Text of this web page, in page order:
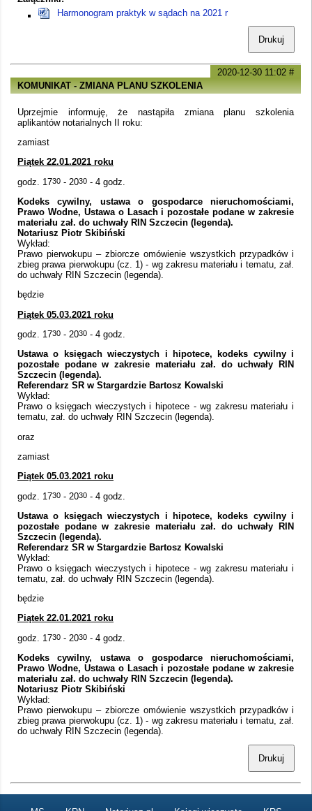
Harmonogram praktyk w sądach na 2021 r
Drukuj
2020-12-30 11:02 #
KOMUNIKAT - ZMIANA PLANU SZKOLENIA
Uprzejmie informuję, że nastąpiła zmiana planu szkolenia
aplikantów notarialnych II roku:
zamiast
Piątek 22.01.2021 roku
godz. 1730 - 2030 - 4 godz.
Kodeks cywilny, ustawa o gospodarce nieruchomościami,
Prawo Wodne, Ustawa o Lasach i pozostałe podane w zakresie
materiału zał. do uchwały RIN Szczecin (legenda).
Notariusz Piotr Skibiński
Wykład:
Prawo pierwokupu – zbiorcze omówienie wszystkich przypadków i
zbieg prawa pierwokupu (cz. 1) - wg zakresu materiału i tematu, zał.
do uchwały RIN Szczecin (legenda).
będzie
Piątek 05.03.2021 roku
godz. 1730 - 2030 - 4 godz.
Ustawa o księgach wieczystych i hipotece, kodeks cywilny i
pozostałe podane w zakresie materiału zał. do uchwały RIN
Szczecin (legenda).
Referendarz SR w Stargardzie Bartosz Kowalski
Wykład:
Prawo o księgach wieczystych i hipotece - wg zakresu materiału i
tematu, zał. do uchwały RIN Szczecin (legenda).
oraz
zamiast
Piątek 05.03.2021 roku
godz. 1730 - 2030 - 4 godz.
Ustawa o księgach wieczystych i hipotece, kodeks cywilny i
pozostałe podane w zakresie materiału zał. do uchwały RIN
Szczecin (legenda).
Referendarz SR w Stargardzie Bartosz Kowalski
Wykład:
Prawo o księgach wieczystych i hipotece - wg zakresu materiału i
tematu, zał. do uchwały RIN Szczecin (legenda).
będzie
Piątek 22.01.2021 roku
godz. 1730 - 2030 - 4 godz.
Kodeks cywilny, ustawa o gospodarce nieruchomościami,
Prawo Wodne, Ustawa o Lasach i pozostałe podane w zakresie
materiału zał. do uchwały RIN Szczecin (legenda).
Notariusz Piotr Skibiński
Wykład:
Prawo pierwokupu – zbiorcze omówienie wszystkich przypadków i
zbieg prawa pierwokupu (cz. 1) - wg zakresu materiału i tematu, zał.
do uchwały RIN Szczecin (legenda).
Drukuj